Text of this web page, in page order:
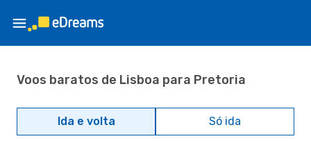
Voos baratos de Lisboa para Pretoria
Ida e volta Só ida